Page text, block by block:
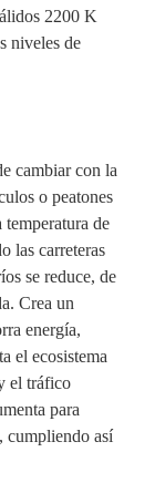
2200 K
niveles de
cambiar con la
o peatones
de
las carreteras
se reduce, de
Crea un
energía,
el ecosistema
el tráfico
para
cumpliendo así